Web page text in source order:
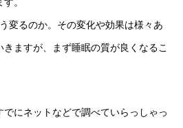
変るのか。その変化や効果は様々あ
ますが、まず睡眠の質が良くなるこ
にネットなどで調べていらっしゃっ